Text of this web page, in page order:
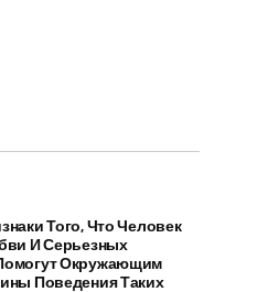
Того, Что Человек
И Серьезных
Окружающим
Поведения Таких